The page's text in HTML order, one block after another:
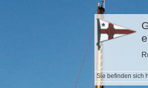
Sie befinden sich